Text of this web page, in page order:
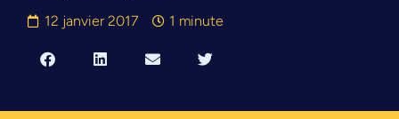
12 janvier 2017 1 minute